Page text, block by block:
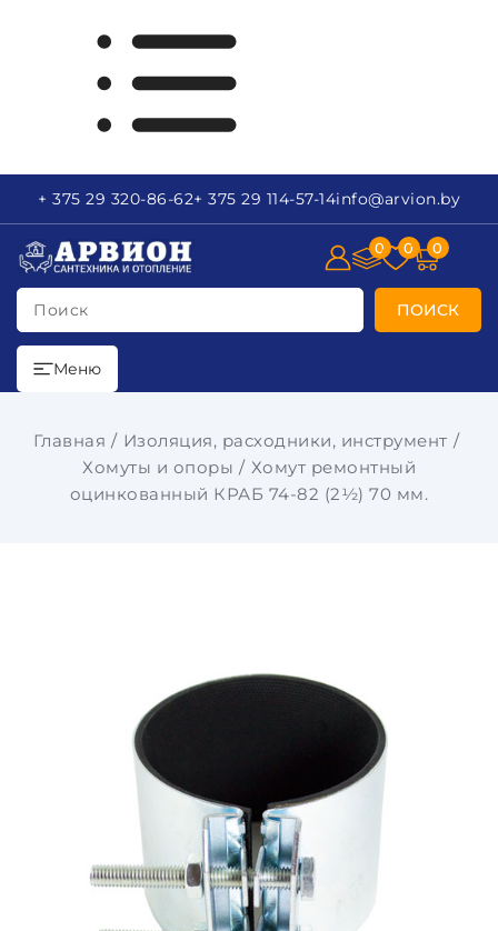
+ 375 29 320-86-62+ 375 29 114-57-14info@arvion.by
Поиск ПОИСК
0 0 0
Меню
Главная
Изоляция, расходники, инструмент
Хомуты и опоры
Хомут ремонтный
оцинкованный КРАБ 74-82 (2½) 70 мм.